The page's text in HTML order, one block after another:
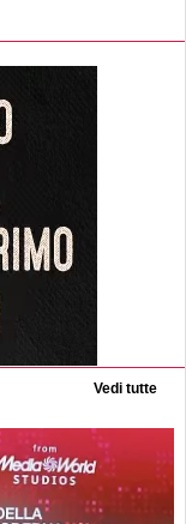
Vedi tutte